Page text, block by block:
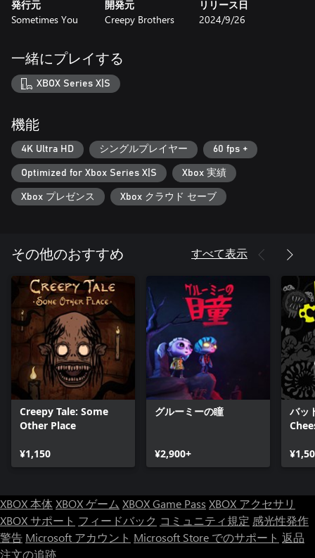
発行元
Sometimes You
開発元
Creepy Brothers
リリース日
2024/9/26
一緒にプレイする
XBOX Series X|S
機能
4K Ultra HD シングルプレイヤー 60 fps +
Optimized for Xbox Series X|S Xbox 実績
Xbox プレゼンス Xbox クラウド セーブ
その他のおすすめ すべて表示
Creepy Tale: Some
Other Place
¥1,150
グルーミーの瞳
¥2,900+
バッ
XBOX 本体XBOX ゲーム XBOX Game Pass XBOX アクセサリ
XBOX サポート フィードバック コミュニティ規定 感光性発作
警告 Microsoft アカウント Microsoft Store でのサポート 返品
注文の追跡